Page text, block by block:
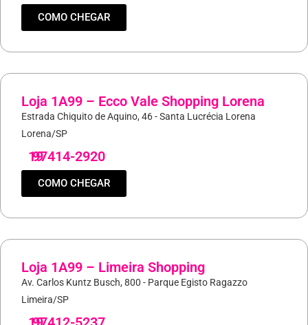
COMO CHEGAR
Loja 1A99 – Ecco Vale Shopping Lorena
Estrada Chiquito de Aquino, 46 - Santa Lucrécia Lorena
Lorena/SP
19
97414-2920
COMO CHEGAR
Loja 1A99 – Limeira Shopping
Av. Carlos Kuntz Busch, 800 - Parque Egisto Ragazzo
Limeira/SP